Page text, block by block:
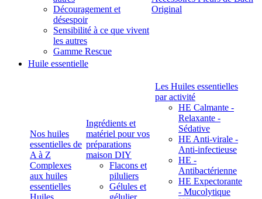
Découragement et
désespoir
Sensibilité à ce que vivent
les autres
Gamme Rescue
Original
Huile essentielle
Nos huiles
essentielles de
A à Z
Complexes
aux huiles
essentielles
Ingrédients et
matériel pour vos
préparations
maison DIY
Flacons et
piluliers
Gélules et
Les Huiles essentielles
par activité
HE Calmante -
Relaxante -
Sédative
HE Anti-virale -
Anti-infectieuse
HE -
Antibactérienne
HE Expectorante
- Mucolytique